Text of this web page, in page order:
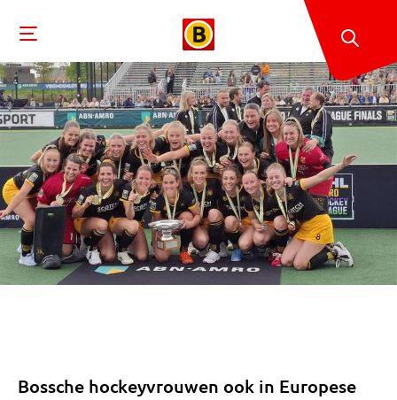
Bossche hockeyvrouwen ook in Europese